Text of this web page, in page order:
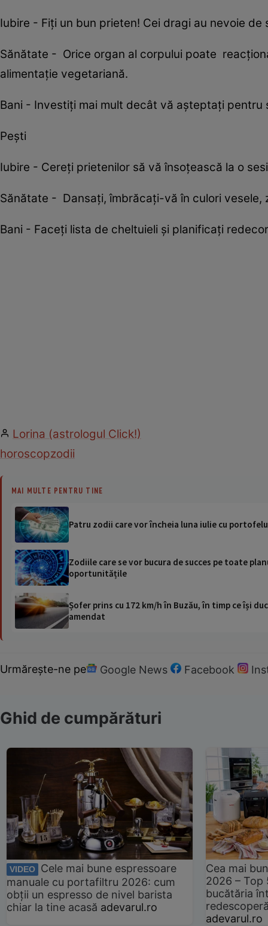
Iubire - Fiți un bun prieten! Cei dragi au nevoie
Sănătate - Orice organ al corpului poate
alimentație vegetariană.
Bani - Investiți mai mult decât vă așteptați
Pești
Iubire - Cereți prietenilor să vă însoțească la o
Sănătate - Dansați, îmbrăcați-vă în culori
Bani - Faceți lista de cheltuieli și planificați
Lorina (astrologul Click!)
horoscopzodii
MAI MULTE PENTRU TINE
Patru zodii care vor încheia luna iulie cu
Zodiile care se vor bucura de succes pe toate
oportunitățile
Șofer prins cu 172 km/h în Buzău, în timp ce își
amendat
Urmărește-ne pe Google News Facebook
Ghid de cumpărături
VIDEO
Cele mai bune espressoare
manuale cu portafiltru 2026: cum
obții un espresso de nivel barista
chiar la tine acasă adevarul.ro
Cea mai
2026 –
bucătăria
adevarul.ro